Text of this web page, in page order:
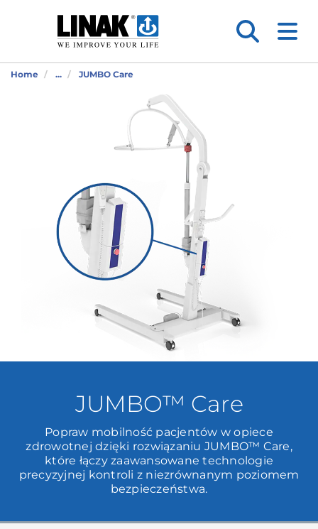
Home ... JUMBO Care
JUMBO™ Care
Popraw mobilność pacjentów w opiece
zdrowotnej dzięki rozwiązaniu JUMBO™ Care,
które łączy zaawansowane technologie
precyzyjnej kontroli z niezrównanym poziomem
bezpieczeństwa.